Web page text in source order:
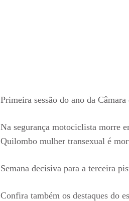
Primeira sessão do ano da
Na segurança motociclista morre
Quilombo mulher transexual é
Semana decisiva para a terceira
Confira também os destaques do